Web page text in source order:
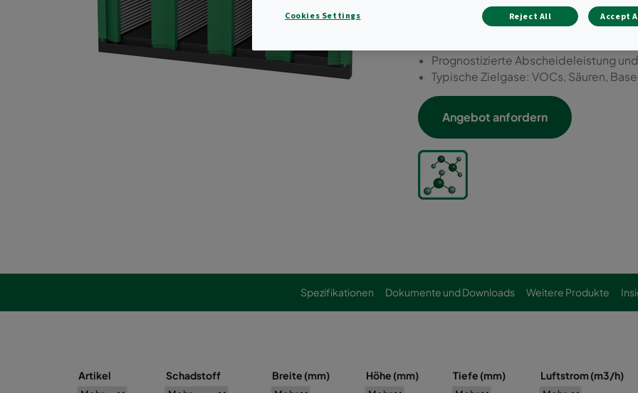
Veraschbar
Geringe ausgasende Komponenten
Prognostizierte Abscheideleistung
Typische Zielgase: VOCs, Säuren,
Angebot anfordern
Spezifikationen Dokumente und Downloads Weitere Produkte
Artikel Schadstoff Breite (mm) Höhe (mm) Tiefe (mm) Luftstrom (m3/h)
Cookies Settings Reject All Accept